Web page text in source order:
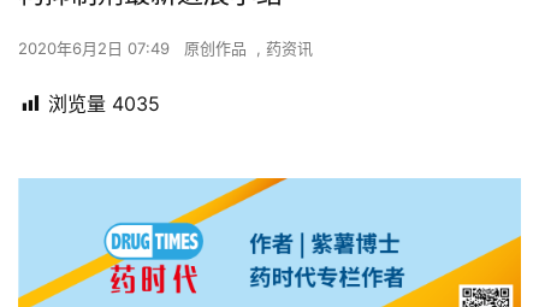
2020年6月2日 07:49 原创作品 , 药资讯
浏览量 4035